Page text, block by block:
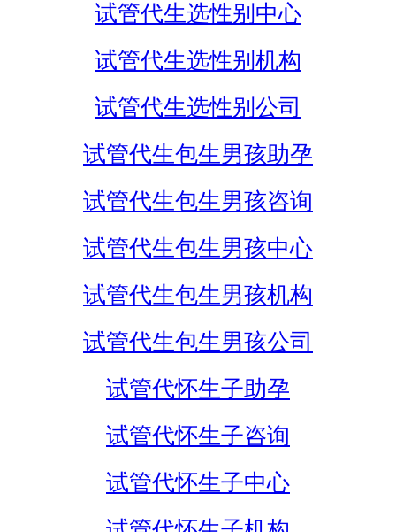
试管代生选性别中心
试管代生选性别机构
试管代生选性别公司
试管代生包生男孩助孕
试管代生包生男孩咨询
试管代生包生男孩中心
试管代生包生男孩机构
试管代生包生男孩公司
试管代怀生子助孕
试管代怀生子咨询
试管代怀生子中心